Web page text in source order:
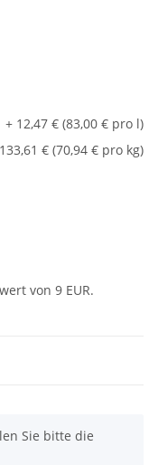
+ 12,47 € (83,00 € pro l)
€ (70,94 € pro kg)
von 9 EUR.
Sie bitte die